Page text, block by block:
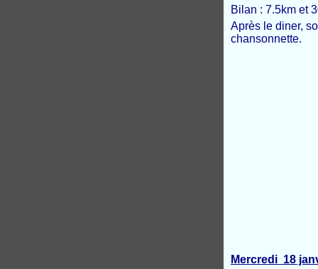
Bilan : 7.5km et
Après le diner,
chansonnette.
Mercredi 18